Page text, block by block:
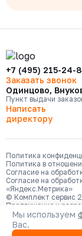
+7 (495) 215-24-
Заказать звонок
Одинцово,
Пункт выдачи
Написать
директору
Политика
Политика в
Согласие на
Согласие на
«Яндекс.Метрика»
© Комплект сервис
Продвижение и
Мы используем
Вас.